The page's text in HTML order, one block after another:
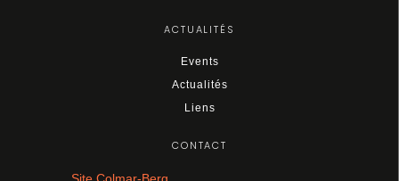
ACTUALITÉS
Events
Actualités
Liens
CONTACT